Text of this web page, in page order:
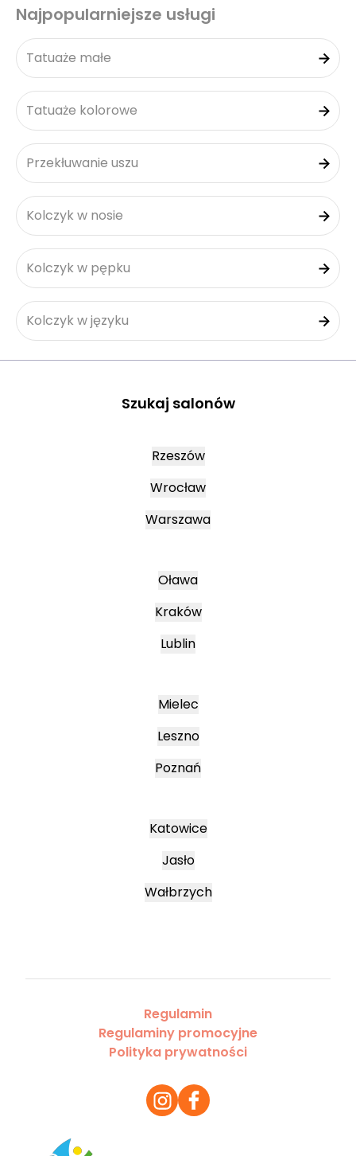
Najpopularniejsze usługi
Tatuaże małe
Tatuaże kolorowe
Przekłuwanie uszu
Kolczyk w nosie
Kolczyk w pępku
Kolczyk w języku
Szukaj salonów
Rzeszów
Wrocław
Warszawa
Oława
Kraków
Lublin
Mielec
Leszno
Poznań
Katowice
Jasło
Wałbrzych
Regulamin
Regulaminy promocyjne
Polityka prywatności